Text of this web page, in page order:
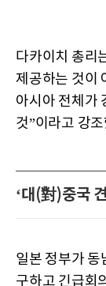
다카이치 총리
제공하는 것이
아시아 전체가
것”이라고 강
‘대(對)중국
일본 정부가
구하고 긴급회